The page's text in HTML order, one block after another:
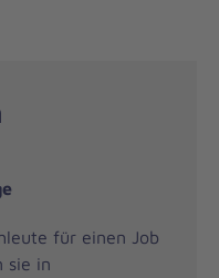
für einen Job
sie in